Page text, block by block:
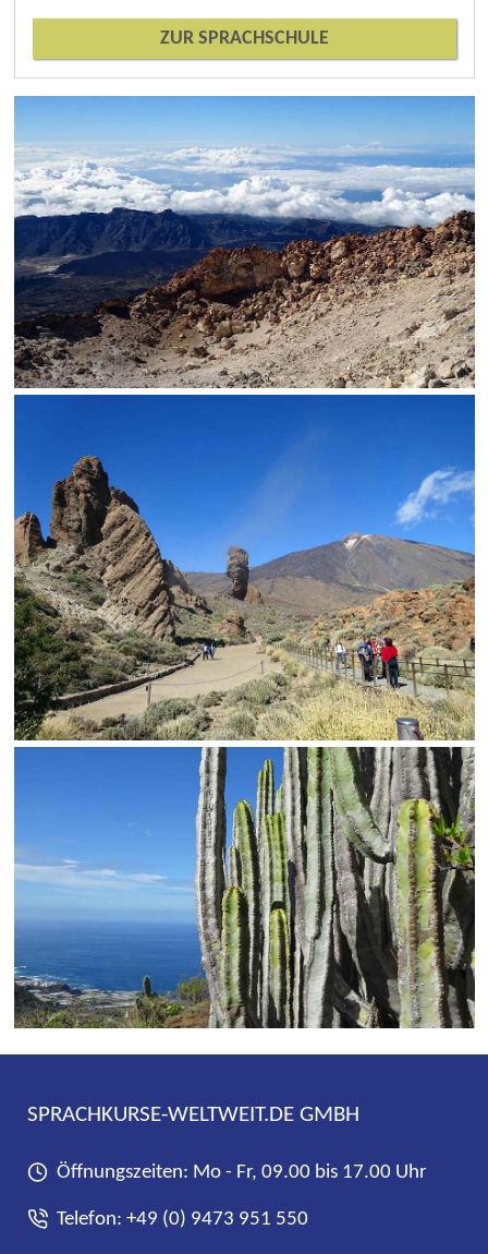
ZUR SPRACHSCHULE
SPRACHKURSE-WELTWEIT.DE GMBH
Öffnungszeiten: Mo - Fr, 09.00 bis 17.00 Uhr
Telefon: +49 (0) 9473 951 550